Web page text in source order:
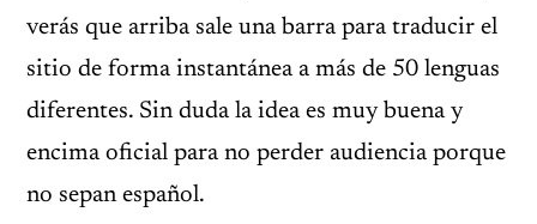
verás que arriba sale una barra para traducir el
sitio de forma instantánea a más de 50 lenguas
diferentes. Sin duda la idea es muy buena y
encima oficial para no perder audiencia porque
no sepan español.